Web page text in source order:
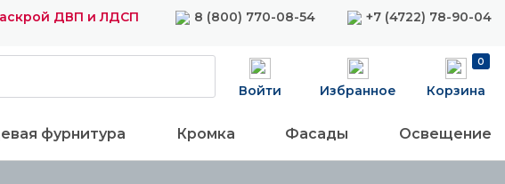
ДВП и ЛДСП 8 (800) 770-08-54 +7 (4722) 78-90-04
Войти Избранное
0
Корзина
фурнитура Кромка Фасады Освещение